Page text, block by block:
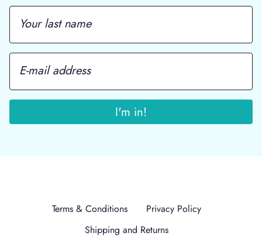
Terms & Conditions
Privacy Policy
Shipping and Returns